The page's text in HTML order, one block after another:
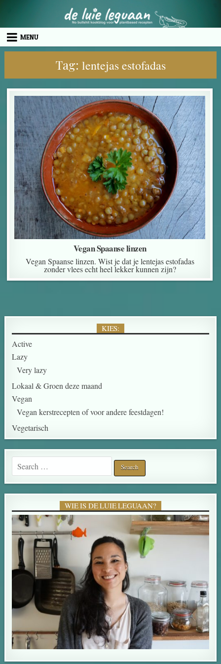
MENU
Tag: lentejas estofadas
Vegan Spaanse linzen
Vegan Spaanse linzen. Wist je dat je lentejas estofadas
zonder vlees echt heel lekker kunnen zijn?
KIES:
Active
Lazy
Very lazy
Lokaal & Groen deze maand
Vegan
Vegan kerstrecepten of voor andere feestdagen!
Vegetarisch
Search for:
WIE IS DE LUIE LEGUAAN?